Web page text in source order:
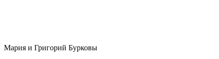
Мария и Григорий Бурковы